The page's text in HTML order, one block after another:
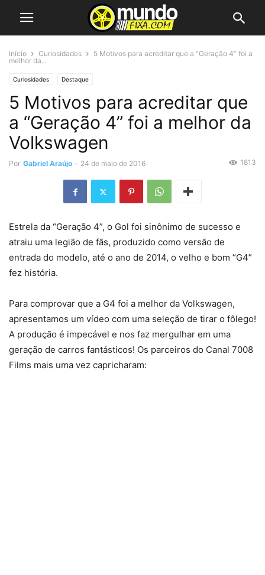
Início Curiosidades
5 Motivos para acreditar que a “Geração 4” foi a
melhor da...
Curiosidades Destaque
5 Motivos para acreditar que
a “Geração 4” foi a melhor da
Volkswagen
Por Gabriel Araújo - 24 de maio de 2016 1813
Estrela da “Geração 4”, o Gol foi sinônimo de sucesso e
atraiu uma legião de fãs, produzido como versão de
entrada do modelo, até o ano de 2014, o velho e bom “G4”
fez história.
Para comprovar que a G4 foi a melhor da Volkswagen,
apresentamos um vídeo com uma seleção de tirar o fôlego!
A produção é impecável e nos faz mergulhar em uma
geração de carros fantásticos! Os parceiros do Canal 7008
Films mais uma vez capricharam: